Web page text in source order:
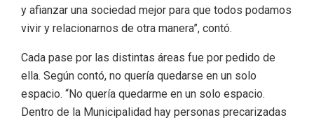
y afianzar una sociedad mejor para que todos podamos
vivir y relacionarnos de otra manera”, contó.
Cada pase por las distintas áreas fue por pedido de
ella. Según contó, no quería quedarse en un solo
espacio. “No quería quedarme en un solo espacio.
Dentro de la Municipalidad hay personas precarizadas